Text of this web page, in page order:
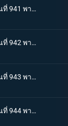
One piece วันพีช ตอนที่ 941 พากย์ไทย น้ำตาโทโกะ ลูกปืนที่ไร้ความรู้สึกของโอโรจิ!
One piece วันพีช ตอนที่ 942 พากย์ไทย ใส่ให้ยับ! ความวุ่นวาย! การต่อสู้ที่ลานประหาร
One piece วันพีช ตอนที่ 943 พากย์ไทย การตัดสินใจของลูฟี่ ทลายการแข่งซูโม่นรก!
One piece วันพีช ตอนที่ 944 พากย์ไทย การมาของพายุ! บิ๊กมัมอาละวาด!